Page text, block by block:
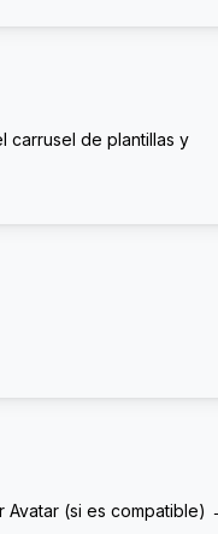
carrusel de plantillas y
Avatar (si es compatible)